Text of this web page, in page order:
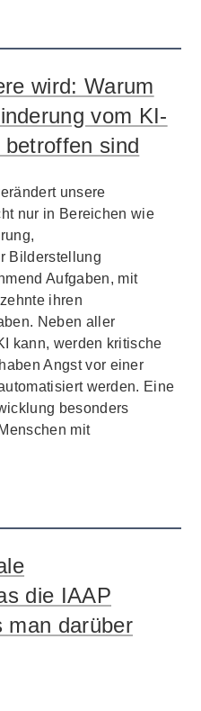
wird: Warum
vom KI-
sind
unsere
nur in Bereichen wie
Bilderstellung
Aufgaben, mit
ihren
Neben aller
kann, werden kritische
Angst vor einer
werden. Eine
besonders
mit
die IAAP
man darüber